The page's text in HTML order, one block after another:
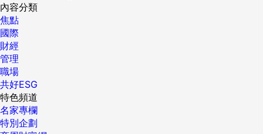
內容分類
焦點
國際
財經
管理
職場
共好ESG
特色頻道
名家專欄
特別企劃